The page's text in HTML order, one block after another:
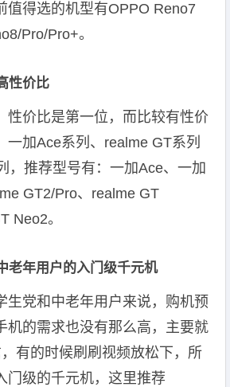
值得选的机型有OPPO Reno7
Pro/Pro+。
性价比
性价比是第一位，而比较有性价
一加Ace系列、realme GT系列
，推荐型号有：一加Ace、一加
GT2/Pro、realme GT
Neo2。
老年用户的入门级千元机
生党和中老年用户来说，购机预
机的需求也没有那么高，主要就
有的时候刷刷视频放松下，所
门级的千元机，这里推荐